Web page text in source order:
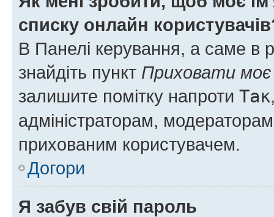
списку онлайн
В Панелі керування, а саме в
знайдіть пункт Приховати моє
залишите помітку напроти Так
адміністраторам,
прихованим користувачем.
Догори
Я забув свій пароль